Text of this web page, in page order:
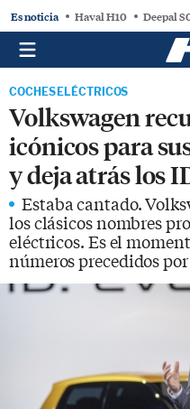
Es noticia Haval H10 Deepal
COCHES ELÉCTRICOS
Volkswagen
icónicos para
y deja atrás los
Estaba cantado.
los clásicos nombres
eléctricos. Es el
números precedidos por